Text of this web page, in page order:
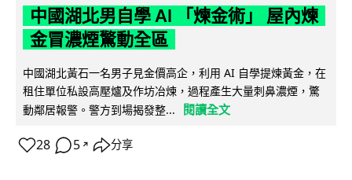
中國湖北男自學 AI 「煉金術」 屋內煉
金冒濃煙驚動全區
中國湖北黃石一名男子見金價高企，利用 AI 自學提煉黃金，在
租住單位私設高壓爐及作坊冶煉，過程產生大量刺鼻濃煙，驚
動鄰居報警。警方到場揭發整...
閱讀全文
28 5 ↗ 分享